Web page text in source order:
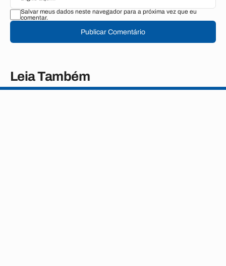
Salvar meus dados neste navegador para a próxima vez que eu
comentar.
Publicar Comentário
Leia Também